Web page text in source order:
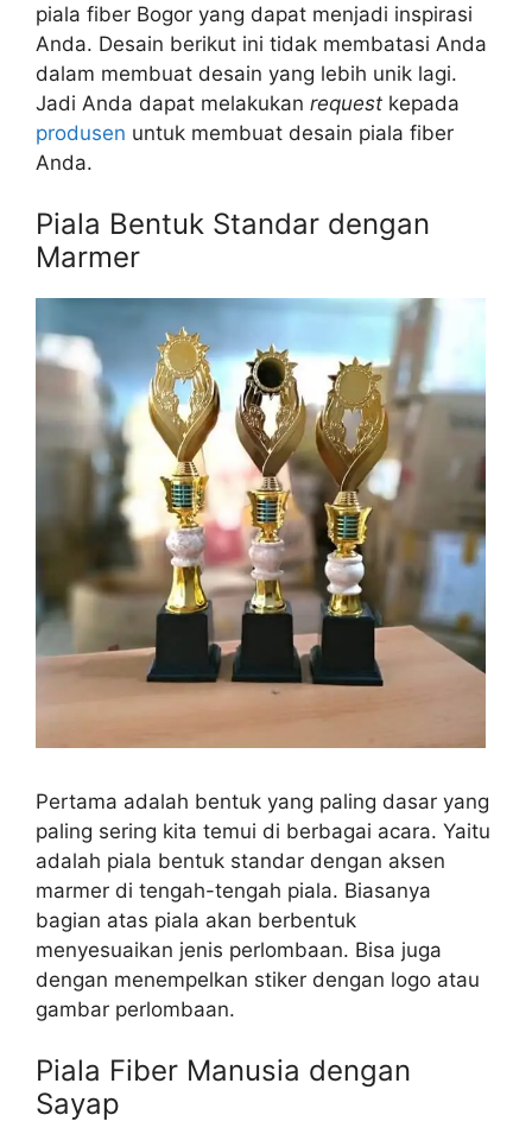
piala fiber Bogor yang dapat menjadi inspirasi
Anda. Desain berikut ini tidak membatasi Anda
dalam membuat desain yang lebih unik lagi.
Jadi Anda dapat melakukan request kepada
produsen untuk membuat desain piala fiber
Anda.
Piala Bentuk Standar dengan
Marmer
Pertama adalah bentuk yang paling dasar yang
paling sering kita temui di berbagai acara. Yaitu
adalah piala bentuk standar dengan aksen
marmer di tengah-tengah piala. Biasanya
bagian atas piala akan berbentuk
menyesuaikan jenis perlombaan. Bisa juga
dengan menempelkan stiker dengan logo atau
gambar perlombaan.
Piala Fiber Manusia dengan
Sayap